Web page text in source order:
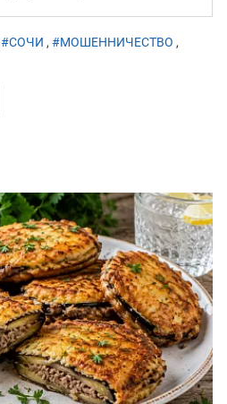
#СОЧИ , #МОШЕННИЧЕСТВО ,